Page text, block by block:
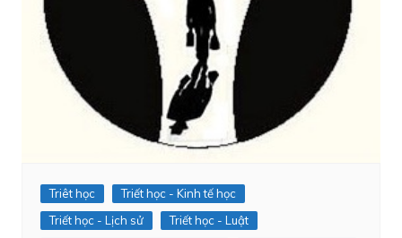
Triêt học
Triết học - Kinh tế học
Triết học - Lịch sử
Triết học - Luật